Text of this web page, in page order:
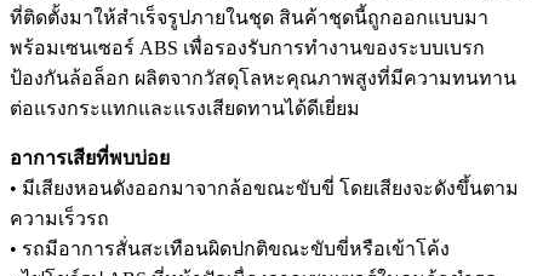
ที่ติดตั้งมาให้สำเร็จรูปภายในชุด สินค้าชุดนี้ถูกออกแบบมา
พร้อมเซนเซอร์ ABS เพื่อรองรับการทำงานของระบบเบรก
ป้องกันล้อล็อก ผลิตจากวัสดุโลหะคุณภาพสูงที่มีความทนทาน
ต่อแรงกระแทกและแรงเสียดทานได้ดีเยี่ยม
อาการเสียที่พบบ่อย
• มีเสียงหอนดังออกมาจากล้อขณะขับขี่ โดยเสียงจะดังขึ้นตาม
ความเร็วรถ
• รถมีอาการสั่นสะเทือนผิดปกติขณะขับขี่หรือเข้าโค้ง